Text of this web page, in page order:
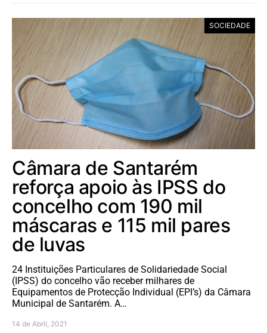
SOCIEDADE
Câmara de Santarém
reforça apoio às IPSS do
concelho com 190 mil
máscaras e 115 mil pares
de luvas
24 Instituições Particulares de Solidariedade Social
(IPSS) do concelho vão receber milhares de
Equipamentos de Protecção Individual (EPI’s) da Câmara
Municipal de Santarém. A…
14 de Abril, 2021